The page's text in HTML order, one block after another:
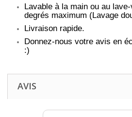
Lavable à la main ou au
degrés maximum (Lavage
Livraison rapide.
Donnez-nous votre avis en
:)
AVIS